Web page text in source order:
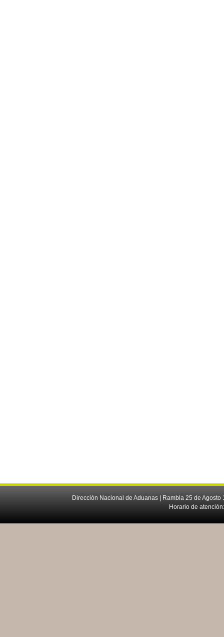
Dirección Nacional de Aduanas | Rambla 25 de
Horario de